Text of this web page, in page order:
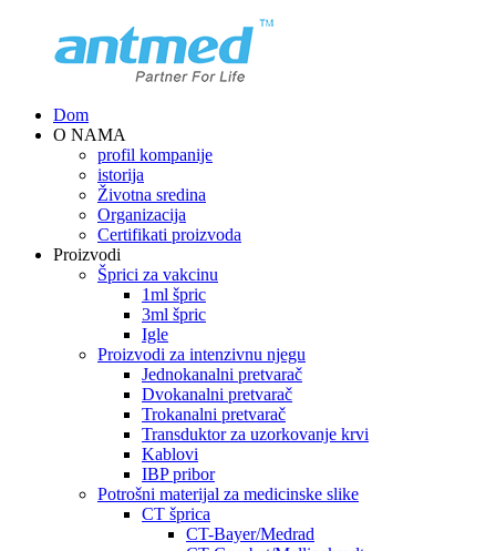
Dom
O NAMA
profil kompanije
istorija
Životna sredina
Organizacija
Certifikati proizvoda
Proizvodi
Šprici za vakcinu
1ml špric
3ml špric
Igle
Proizvodi za intenzivnu njegu
Jednokanalni pretvarač
Dvokanalni pretvarač
Trokanalni pretvarač
Transduktor za uzorkovanje krvi
Kablovi
IBP pribor
Potrošni materijal za medicinske slike
CT šprica
CT-Bayer/Medrad